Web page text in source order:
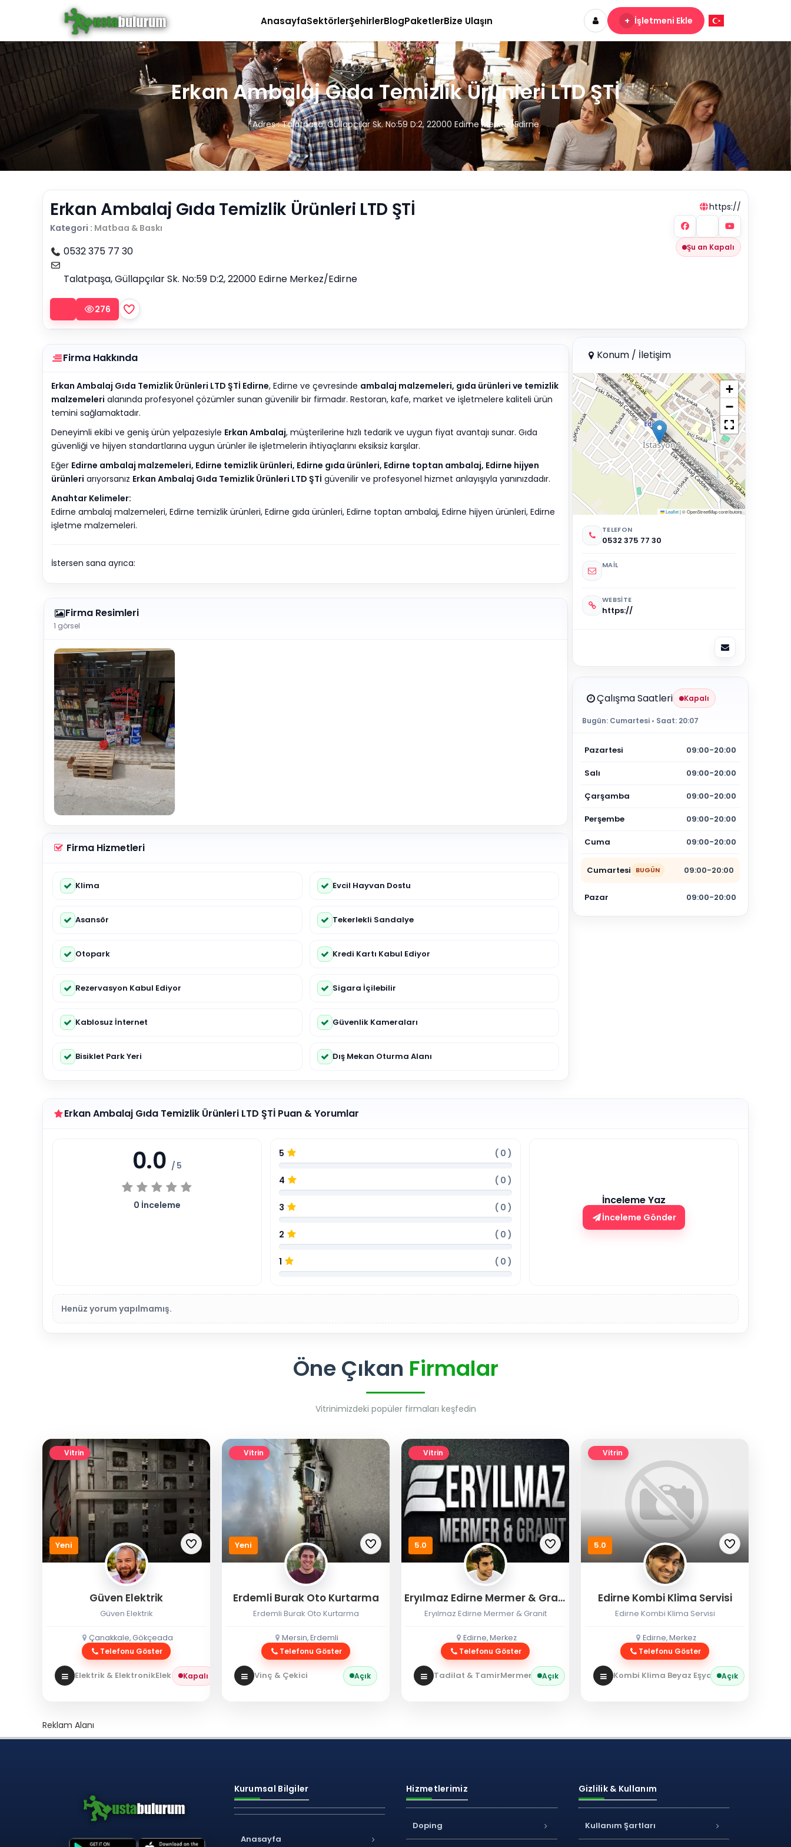
AnasayfaSektörlerŞehirlerBlogPaketlerBize Ulaşın + İşletmeni Ekle
Erkan Ambalaj Gıda Temizlik Ürünleri LTD ŞTİ
Adres : Talatpaşa, Güllapçılar Sk. No:59 D:2, 22000 Edirne Merkez/Edirne
Erkan Ambalaj Gıda Temizlik Ürünleri LTD ŞTİ
Kategori : Matbaa & Baskı
0532 375 77 30
Talatpaşa, Güllapçılar Sk. No:59 D:2, 22000 Edirne Merkez/Edirne
276
https://
Şu an Kapalı
Firma Hakkında
Erkan Ambalaj Gıda Temizlik Ürünleri LTD ŞTİ Edirne, Edirne ve çevresinde ambalaj malzemeleri, gıda ürünleri ve temizlik
malzemeleri alanında profesyonel çözümler sunan güvenilir bir firmadır. Restoran, kafe, market ve işletmelere kaliteli ürün
temini sağlamaktadır.
Deneyimli ekibi ve geniş ürün yelpazesiyle Erkan Ambalaj, müşterilerine hızlı tedarik ve uygun fiyat avantajı sunar. Gıda
güvenliği ve hijyen standartlarına uygun ürünler ile işletmelerin ihtiyaçlarını eksiksiz karşılar.
Eğer Edirne ambalaj malzemeleri, Edirne temizlik ürünleri, Edirne gıda ürünleri, Edirne toptan ambalaj, Edirne hijyen
ürünleri arıyorsanız Erkan Ambalaj Gıda Temizlik Ürünleri LTD ŞTİ güvenilir ve profesyonel hizmet anlayışıyla yanınızdadır.
Anahtar Kelimeler:
Edirne ambalaj malzemeleri, Edirne temizlik ürünleri, Edirne gıda ürünleri, Edirne toptan ambalaj, Edirne hijyen ürünleri, Edirne
işletme malzemeleri.
İstersen sana ayrıca:
Firma Resimleri
1 görsel
Firma Hizmetleri
Klima Evcil Hayvan Dostu
Asansör Tekerlekli Sandalye
Otopark Kredi Kartı Kabul Ediyor
Rezervasyon Kabul Ediyor Sigara İçilebilir
Kablosuz İnternet Güvenlik Kameraları
Bisiklet Park Yeri Dış Mekan Oturma Alanı
Konum / İletişim
+
−
Leaflet|© OpenStreetMap contributors
TELEFON
0532 375 77 30
MAIL
WEBSITE
https://
Çalışma Saatleri Kapalı
Bugün: Cumartesi • Saat: 20:07
Pazartesi 09:00-20:00
Salı 09:00-20:00
Çarşamba 09:00-20:00
Perşembe 09:00-20:00
Cuma 09:00-20:00
Cumartesi BUGÜN 09:00-20:00
Pazar 09:00-20:00
Erkan Ambalaj Gıda Temizlik Ürünleri LTD ŞTİ Puan & Yorumlar
0.0 / 5
0 İnceleme
5 ( 0 )
4 ( 0 )
3 ( 0 )
2 ( 0 )
1 ( 0 )
İnceleme Yaz
İnceleme Gönder
Henüz yorum yapılmamış.
Öne Çıkan Firmalar
Vitrinimizdeki popüler firmaları keşfedin
Vitrin
Yeni
Güven Elektrik
Güven Elektrik
Çanakkale, Gökçeada
Telefonu Göster
Elektrik & ElektronikElektrikçiKapalı
Vitrin
Yeni
Erdemli Burak Oto Kurtarma
Erdemli Burak Oto Kurtarma
Mersin, Erdemli
Telefonu Göster
Vinç & Çekici Açık
Vitrin
5.0
Eryılmaz Edirne Mermer & Granit
Eryılmaz Edirne Mermer & Granit
Edirne, Merkez
Telefonu Göster
Tadilat & TamirMermer / Granit
Açık
Vitrin
5.0
Edirne Kombi Klima Servisi
Edirne Kombi Klima Servisi
Edirne, Merkez
Telefonu Göster
Kombi Klima Beyaz Eşya Kombi Servisi
Açık
Reklam Alanı
Kurumsal Bilgiler
Anasayfa
Hizmetlerimiz
Doping
Gizlilik & Kullanım
Kullanım Şartları